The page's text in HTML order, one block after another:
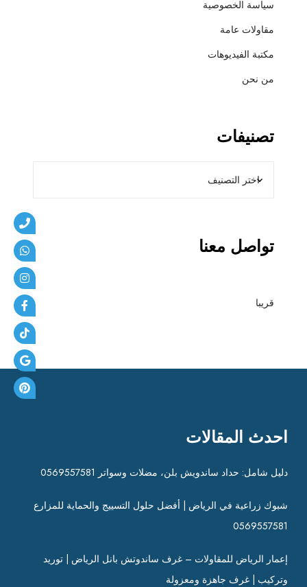
سياسة الخصوصية
مقاولات عامة
مكتبة الفيديوهات
من نحن
تصنيفات
تواصل معنا
قريبا
احدث المقالات
دليل شامل: حداد ساندويش بلن، مضلات وسواتر 0569557581
شبوك زراعية في الرياض | أفضل حلول التسييج والحماية للمزارع
0569557581
إعمار الرياض للمقاولات – غرف ساندوتش بانل الرياض | توريد
وتركيب | غرف جاهزة ومعزولة